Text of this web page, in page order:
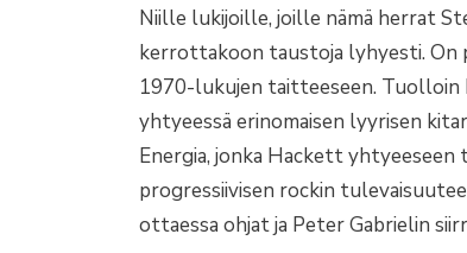
Niille lukijoille, joille nämä herrat
kerrottakoon taustoja lyhyesti. On
1970-lukujen taitteeseen. Tuolloin
yhtyeessä erinomaisen lyyrisen
Energia, jonka Hackett
progressiivisen rockin
ottaessa ohjat ja Peter Gabrielin